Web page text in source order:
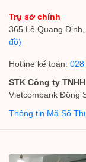
Trụ sở chính
365 Lê Quang
đồ)
Hotline kế toán: 028
STK Công ty
Vietcombank Đông
Thông tin Mã Số